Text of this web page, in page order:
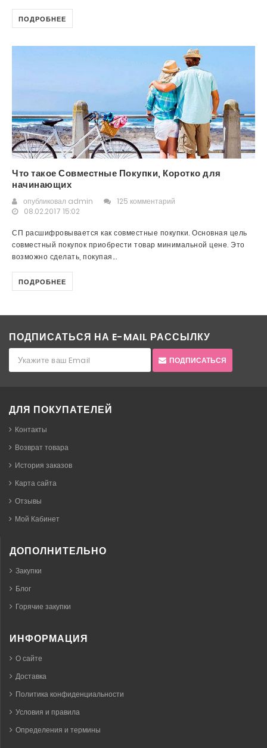
ПОДРОБНЕЕ
Что такое Совместные Покупки, Коротко для
начинающих
опубликовал admin
125 комментарий
08.02.2017 15:02
СП расшифровывается как совместные покупки. Основная цель
совместный покупок приобрести товар минимальной цене. Это
возможно сделать, покупая...
ПОДРОБНЕЕ
ПОДПИСАТЬСЯ НА E-MAIL РАССЫЛКУ
ПОДПИСАТЬСЯ
ДЛЯ ПОКУПАТЕЛЕЙ
Контакты
Возврат товара
История заказов
Карта сайта
Отзывы
Мой Кабинет
ДОПОЛНИТЕЛЬНО
Закупки
Блог
Горячие закупки
ИНФОРМАЦИЯ
О сайте
Доставка
Политика конфиденциальности
Условия и правила
Определения и термины